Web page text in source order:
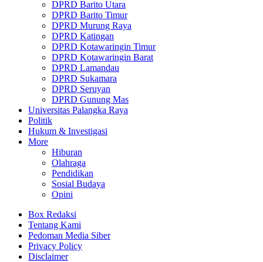
DPRD Barito Utara
DPRD Barito Timur
DPRD Murung Raya
DPRD Katingan
DPRD Kotawaringin Timur
DPRD Kotawaringin Barat
DPRD Lamandau
DPRD Sukamara
DPRD Seruyan
DPRD Gunung Mas
Universitas Palangka Raya
Politik
Hukum & Investigasi
More
Hiburan
Olahraga
Pendidikan
Sosial Budaya
Opini
Box Redaksi
Tentang Kami
Pedoman Media Siber
Privacy Policy
Disclaimer